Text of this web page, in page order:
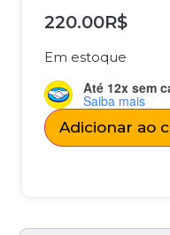
220.00R$
Em estoque
Até 12x sem
Saiba mais
Adicionar ao